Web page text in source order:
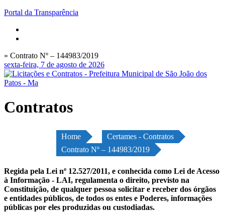
Portal da Transparência
» Contrato Nº – 144983/2019
sexta-feira, 7 de agosto de 2026
Contratos
Home
Certames - Contratos
Contrato Nº – 144983/2019
Regida pela Lei nº 12.527/2011, e conhecida como Lei de Acesso
à Informação - LAI, regulamenta o direito, previsto na
Constituição, de qualquer pessoa solicitar e receber dos órgãos
e entidades públicos, de todos os entes e Poderes, informações
públicas por eles produzidas ou custodiadas.